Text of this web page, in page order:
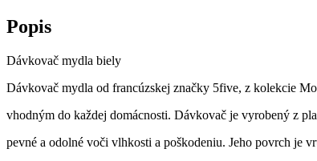
Popis
Dávkovač mydla biely
Dávkovač mydla od francúzskej značky 5five, z kolekcie
vhodným do každej domácnosti. Dávkovač je vyrobený z
pevné a odolné voči vlhkosti a poškodeniu. Jeho povrch je